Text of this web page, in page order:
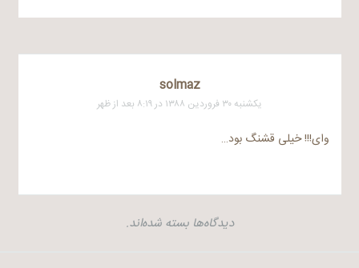
solmaz
یکشنبه ۳۰ فروردین ۱۳۸۸ در ۸:۱۹ بعد از ظهر
وای!!! خیلی قشنگ بود…
دیدگاه‌ها بسته شده‌اند.